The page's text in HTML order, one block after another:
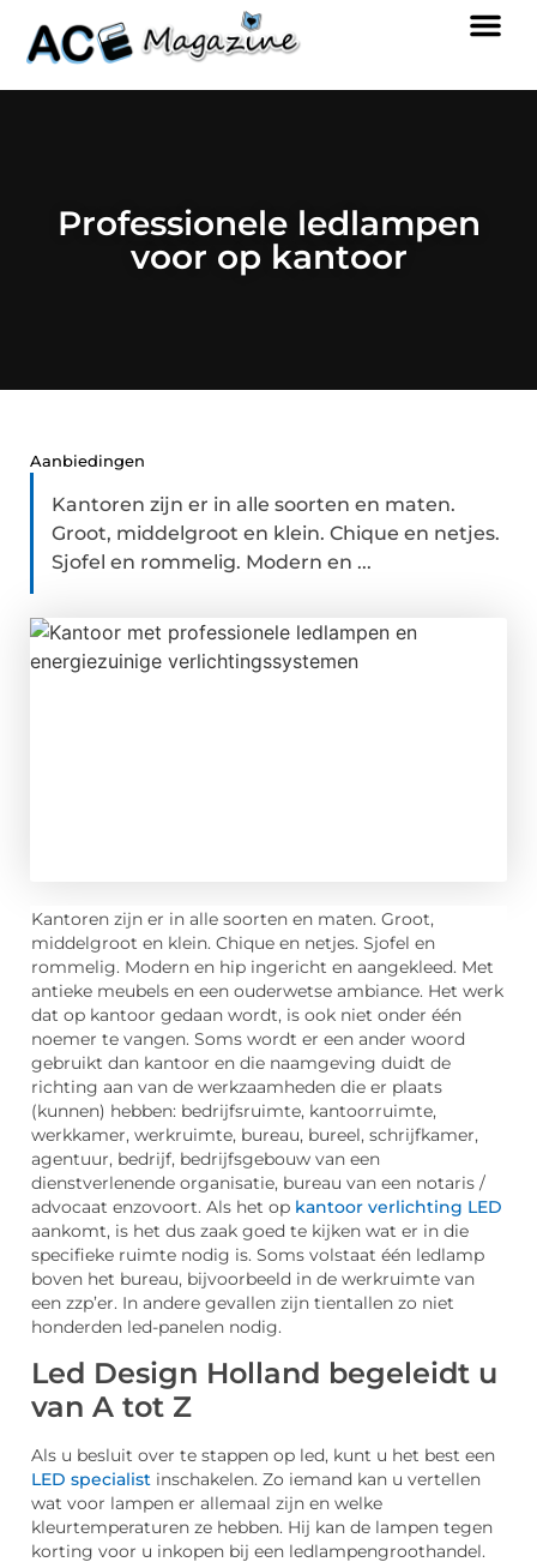
Professionele ledlampen
voor op kantoor
Aanbiedingen
Kantoren zijn er in alle soorten en maten.
Groot, middelgroot en klein. Chique en netjes.
Sjofel en rommelig. Modern en ...
Kantoren zijn er in alle soorten en maten. Groot,
middelgroot en klein. Chique en netjes. Sjofel en
rommelig. Modern en hip ingericht en aangekleed. Met
antieke meubels en een ouderwetse ambiance. Het werk
dat op kantoor gedaan wordt, is ook niet onder één
noemer te vangen. Soms wordt er een ander woord
gebruikt dan kantoor en die naamgeving duidt de
richting aan van de werkzaamheden die er plaats
(kunnen) hebben: bedrijfsruimte, kantoorruimte,
werkkamer, werkruimte, bureau, bureel, schrijfkamer,
agentuur, bedrijf, bedrijfsgebouw van een
dienstverlenende organisatie, bureau van een notaris /
advocaat enzovoort. Als het op kantoor verlichting LED
aankomt, is het dus zaak goed te kijken wat er in die
specifieke ruimte nodig is. Soms volstaat één ledlamp
boven het bureau, bijvoorbeeld in de werkruimte van
een zzp’er. In andere gevallen zijn tientallen zo niet
honderden led-panelen nodig.
Led Design Holland begeleidt u
van A tot Z
Als u besluit over te stappen op led, kunt u het best een
LED specialist inschakelen. Zo iemand kan u vertellen
wat voor lampen er allemaal zijn en welke
kleurtemperaturen ze hebben. Hij kan de lampen tegen
korting voor u inkopen bij een ledlampengroothandel.